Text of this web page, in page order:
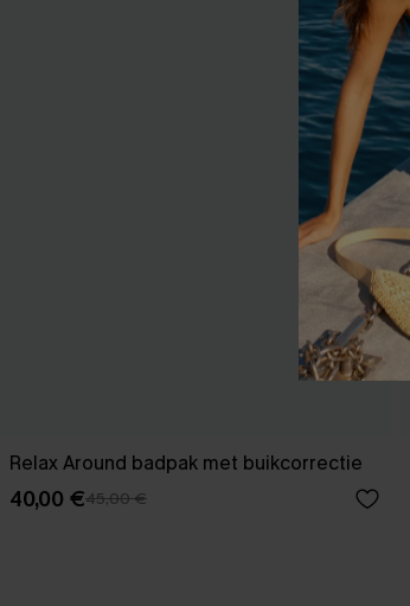
Relax Around badpak met buikcorrectie
40,00 €45,00 €